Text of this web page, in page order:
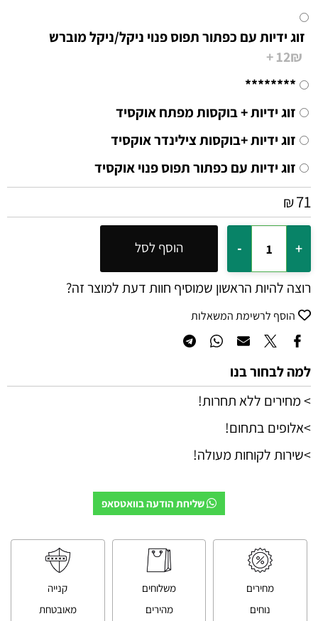
זוג ידיות עם כפתור תפוס פנוי ניקל/ניקל מוברש
12₪ +
********
זוג ידיות + בוקסות מפתח אוקסיד
זוג ידיות +בוקסות צילינדר אוקסיד
זוג ידיות עם כפתור תפוס פנוי אוקסיד
₪71
הוסף לסל
רוצה להיות הראשון שמוסיף חוות דעת למוצר זה?
הוסף לרשימת המשאלות
למה לבחור בנו
> מחירים ללא תחרות!
>אלופים בתחום!
>שירות לקוחות מעולה!
שליחת הודעה בוואטסאפ
מחירים
נוחים
משלוחים
מהירים
קנייה
מאובטחת